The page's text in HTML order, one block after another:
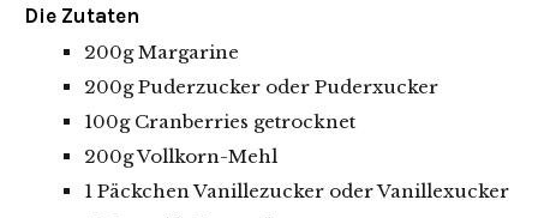
Die Zutaten
200g Margarine
200g Puderzucker oder Puderxucker
100g Cranberries getrocknet
200g Vollkorn-Mehl
1 Päckchen Vanillezucker oder Vanillexucker